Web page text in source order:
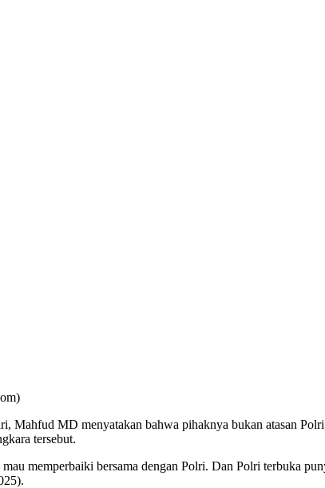
Mahfud MD menyatakan bahwa pihaknya bukan atasan
tersebut.
memperbaiki bersama dengan Polri. Dan Polri terbuka